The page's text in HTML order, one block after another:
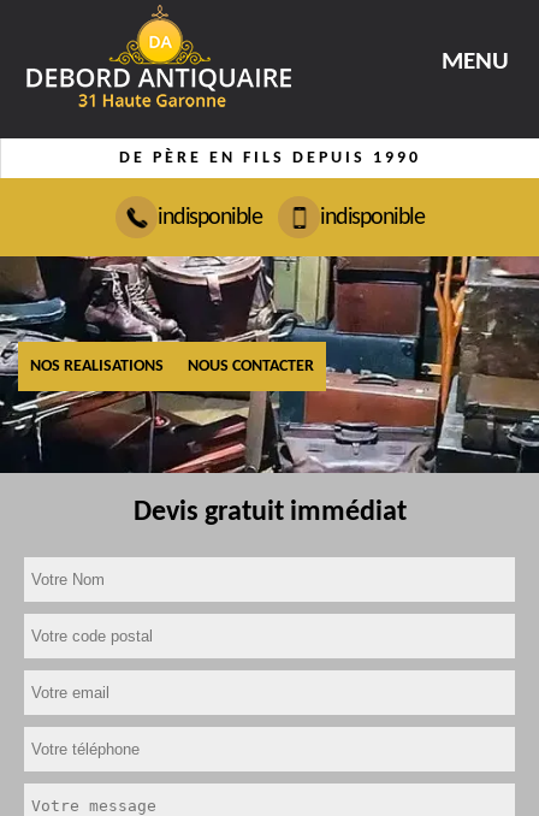
MENU
DE PÈRE EN FILS DEPUIS 1990
indisponible indisponible
NOS REALISATIONS NOUS CONTACTER
Devis gratuit immédiat